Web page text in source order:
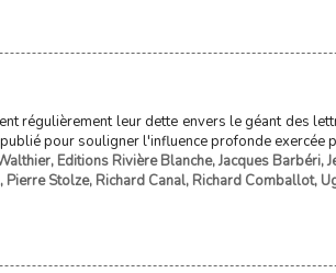
régulièrement leur dette envers le géant des
pour souligner l'influence profonde exercée
, Editions Rivière Blanche,Jacques Barbéri,
, Pierre Stolze, Richard Canal, Richard Comballot,